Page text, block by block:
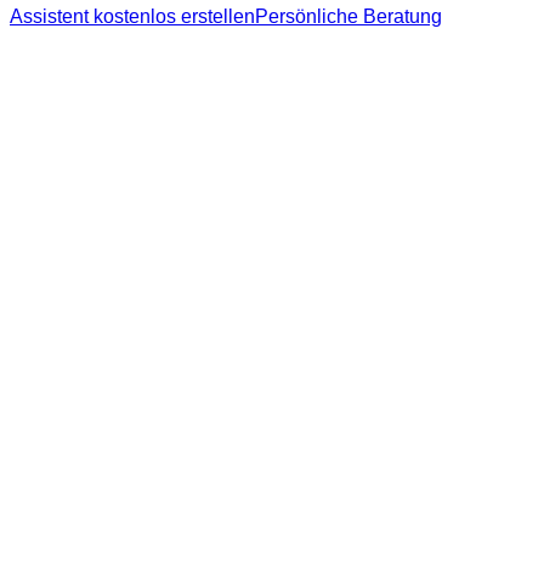
Assistent kostenlos erstellenPersönliche Beratung